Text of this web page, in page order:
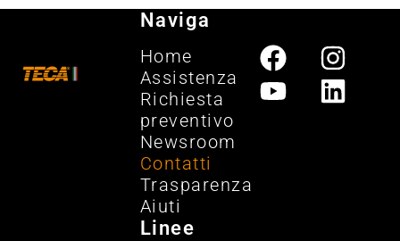
Naviga
Home
Assistenza
Richiesta
preventivo
Newsroom
Contatti
Trasparenza
Aiuti
Linee